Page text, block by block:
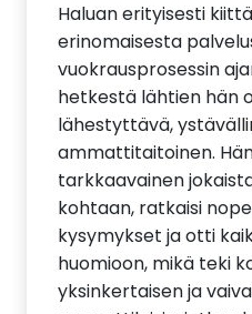
Haluan erityisesti
erinomaisesta
vuokrausprosessin
hetkestä lähtien hän
lähestyttävä,
ammattitaitoinen.
tarkkaavainen
kohtaan, ratkaisi
kysymykset ja otti
huomioon, mikä teki
yksinkertaisen ja